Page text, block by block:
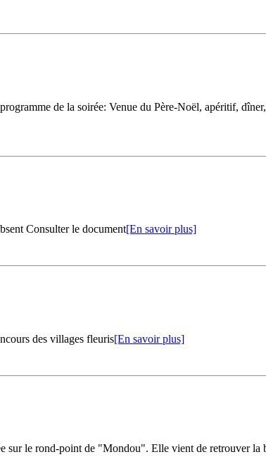
de la soirée: Venue du Père-Noël, apéritif,
Consulter le document[En savoir plus]
des villages fleuris[En savoir plus]
sur le rond-point de "Mondou". Elle vient de retrouver la